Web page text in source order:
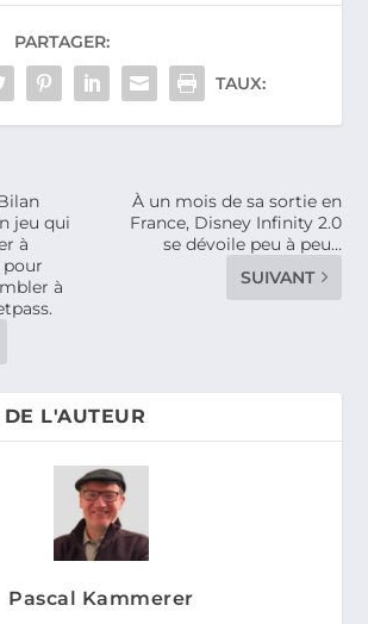
PARTAGER:
TAUX:
jeu qui
à
à
À un mois de sa sortie en
France, Disney Infinity 2.0
se dévoile peu à peu…
SUIVANT
L'AUTEUR
Pascal Kammerer